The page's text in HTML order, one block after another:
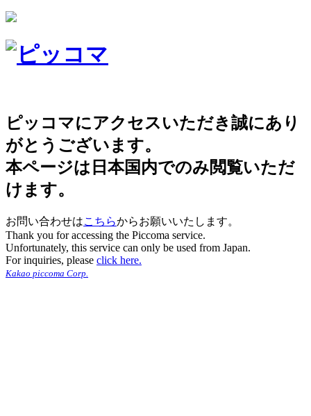
ピッコマにアクセスいただき誠にあり
がとうございます。
本ページは日本国内でのみ閲覧いただ
けます。
お問い合わせはこちらからお願いいたします。
Thank you for accessing the Piccoma service.
Unfortunately, this service can only be used from Japan.
For inquiries, please click here.
Kakao piccoma Corp.